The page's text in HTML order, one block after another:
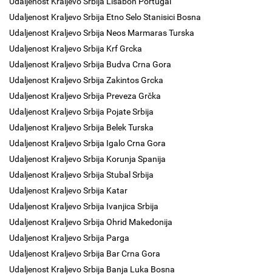
Udaljenost Kraljevo Srbija Etno Selo Stanisici Bosna
Udaljenost Kraljevo Srbija Neos Marmaras Turska
Udaljenost Kraljevo Srbija Krf Grcka
Udaljenost Kraljevo Srbija Budva Crna Gora
Udaljenost Kraljevo Srbija Zakintos Grcka
Udaljenost Kraljevo Srbija Preveza Grčka
Udaljenost Kraljevo Srbija Pojate Srbija
Udaljenost Kraljevo Srbija Belek Turska
Udaljenost Kraljevo Srbija Igalo Crna Gora
Udaljenost Kraljevo Srbija Korunja Spanija
Udaljenost Kraljevo Srbija Stubal Srbija
Udaljenost Kraljevo Srbija Katar
Udaljenost Kraljevo Srbija Ivanjica Srbija
Udaljenost Kraljevo Srbija Ohrid Makedonija
Udaljenost Kraljevo Srbija Parga
Udaljenost Kraljevo Srbija Bar Crna Gora
Udaljenost Kraljevo Srbija Banja Luka Bosna